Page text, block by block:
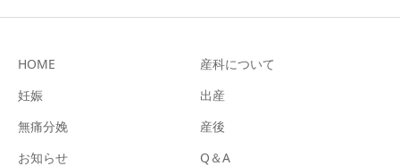
HOME
産科について
妊娠
出産
無痛分娩
産後
お知らせ
Q＆A